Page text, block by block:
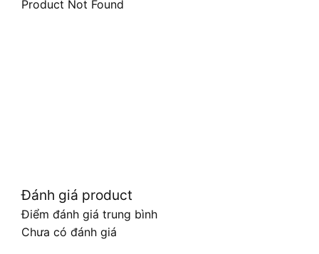
Product Not Found
Đánh giá product
Điểm đánh giá trung bình
Chưa có đánh giá